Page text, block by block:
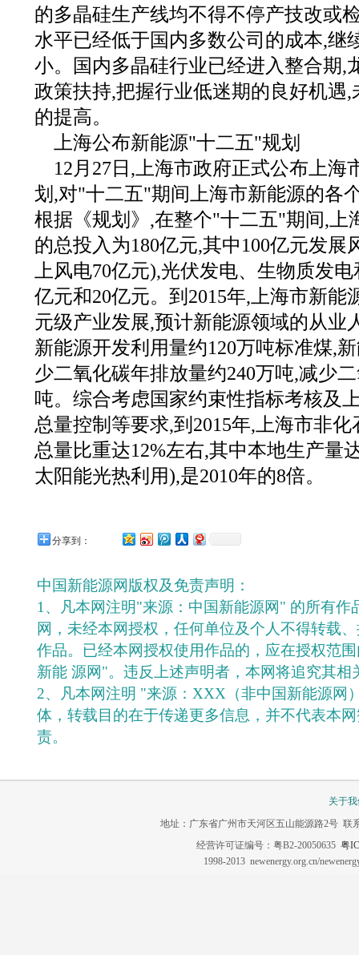
的多晶硅生产线均不得不停产技改或
水平已经低于国内多数公司的成本,继
小。国内多晶硅行业已经进入整合期,
政策扶持,把握行业低迷期的良好机遇
的提高。
上海公布新能源"十二五"规划
12月27日,上海市政府正式公布上海
划,对"十二五"期间上海市新能源的各
根据《规划》,在整个"十二五"期间,上
的总投入为180亿元,其中100亿元发展
上风电70亿元),光伏发电、生物质发
亿元和20亿元。到2015年,上海市新能
元级产业发展,预计新能源领域的从业
新能源开发利用量约120万吨标准煤,
少二氧化碳年排放量约240万吨,减少
吨。综合考虑国家约束性指标考核及
总量控制等要求,到2015年,上海市非
总量比重达12%左右,其中本地生产量
太阳能光热利用),是2010年的8倍。
分享到：
中国新能源网版权及免责声明：
1、凡本网注明"来源：中国新能源网" 的所有作
网，未经本网授权，任何单位及个人不得转载
作品。已经本网授权使用作品的，应在授权范
新能 源网"。违反上述声明者，本网将追究其相
2、凡本网注明 "来源：XXX（非中国新能源网
体，转载目的在于传递更多信息，并不代表本
责。
关于
地址：广东省广州市天河区五山能源路2号 联
经营许可证编号：粤B2-20050635 粤
1998-2013 newenergy.org.cn/